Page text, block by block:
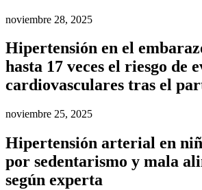
noviembre 28, 2025
Hipertensión en el
hasta 17 veces el riesgo de
cardiovasculares tras el
noviembre 25, 2025
Hipertensión arterial en
por sedentarismo y mala
según experta